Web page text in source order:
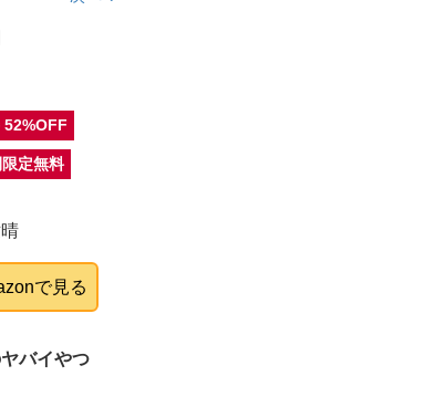
52%OFF
定無料
で見る
バイやつ